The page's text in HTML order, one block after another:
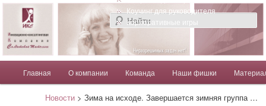
Солдатова Татьяна
Компания Солдатовой Татьяны
Главное менюПерейти к основному содержимому
Перейти к дополнительному содержимому
Главная О компании Команда Наши фишки
Коучинг для руководителя
Корпоративные игры
Новости > Зима на исходе. Завершается зимняя группа …